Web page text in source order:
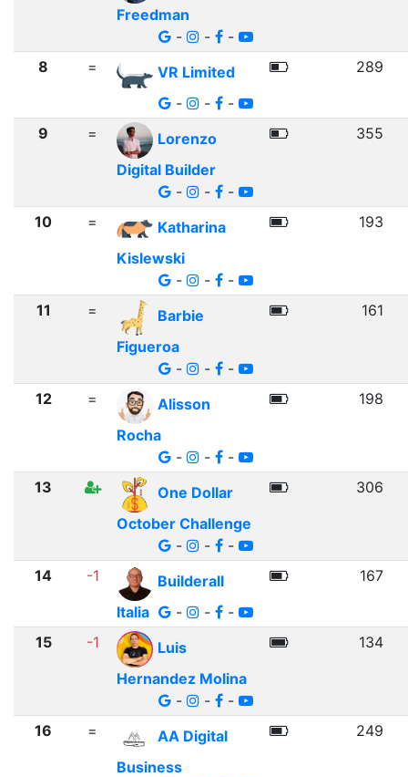
Freedman
-
-
-
8
=
VR Limited
-
- -
289
9 =
Lorenzo
Digital Builder
-
- -
355
10 =
Katharina
Kislewski
-
- -
193
11 =
Barbie
Figueroa
-
- -
161
12 =
Alisson
Rocha
-
- -
198
13
One Dollar
October Challenge
-
- -
306
14 -1
Builderall
Italia
- - -
167
15 -1
Luis
Hernandez Molina
-
- -
134
16 =
AA Digital
Business
249